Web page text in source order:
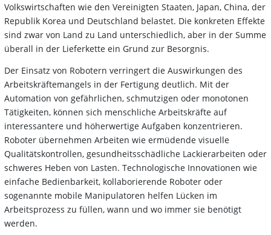
Volkswirtschaften wie den Vereinigten Staaten, Japan, China, der
Republik Korea und Deutschland belastet. Die konkreten Effekte
sind zwar von Land zu Land unterschiedlich, aber in der Summe
überall in der Lieferkette ein Grund zur Besorgnis.
Der Einsatz von Robotern verringert die Auswirkungen des
Arbeitskräftemangels in der Fertigung deutlich. Mit der
Automation von gefährlichen, schmutzigen oder monotonen
Tätigkeiten, können sich menschliche Arbeitskräfte auf
interessantere und höherwertige Aufgaben konzentrieren.
Roboter übernehmen Arbeiten wie ermüdende visuelle
Qualitätskontrollen, gesundheitsschädliche Lackierarbeiten oder
schweres Heben von Lasten. Technologische Innovationen wie
einfache Bedienbarkeit, kollaborierende Roboter oder
sogenannte mobile Manipulatoren helfen Lücken im
Arbeitsprozess zu füllen, wann und wo immer sie benötigt
werden.